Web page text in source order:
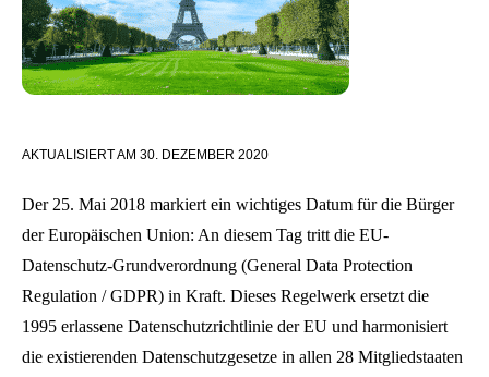
AKTUALISIERT AM 30. DEZEMBER 2020
Der 25. Mai 2018 markiert ein wichtiges Datum für die Bürger
der Europäischen Union: An diesem Tag tritt die EU-
Datenschutz-Grundverordnung (General Data Protection
Regulation / GDPR) in Kraft. Dieses Regelwerk ersetzt die
1995 erlassene Datenschutzrichtlinie der EU und harmonisiert
die existierenden Datenschutzgesetze in allen 28 Mitgliedstaaten